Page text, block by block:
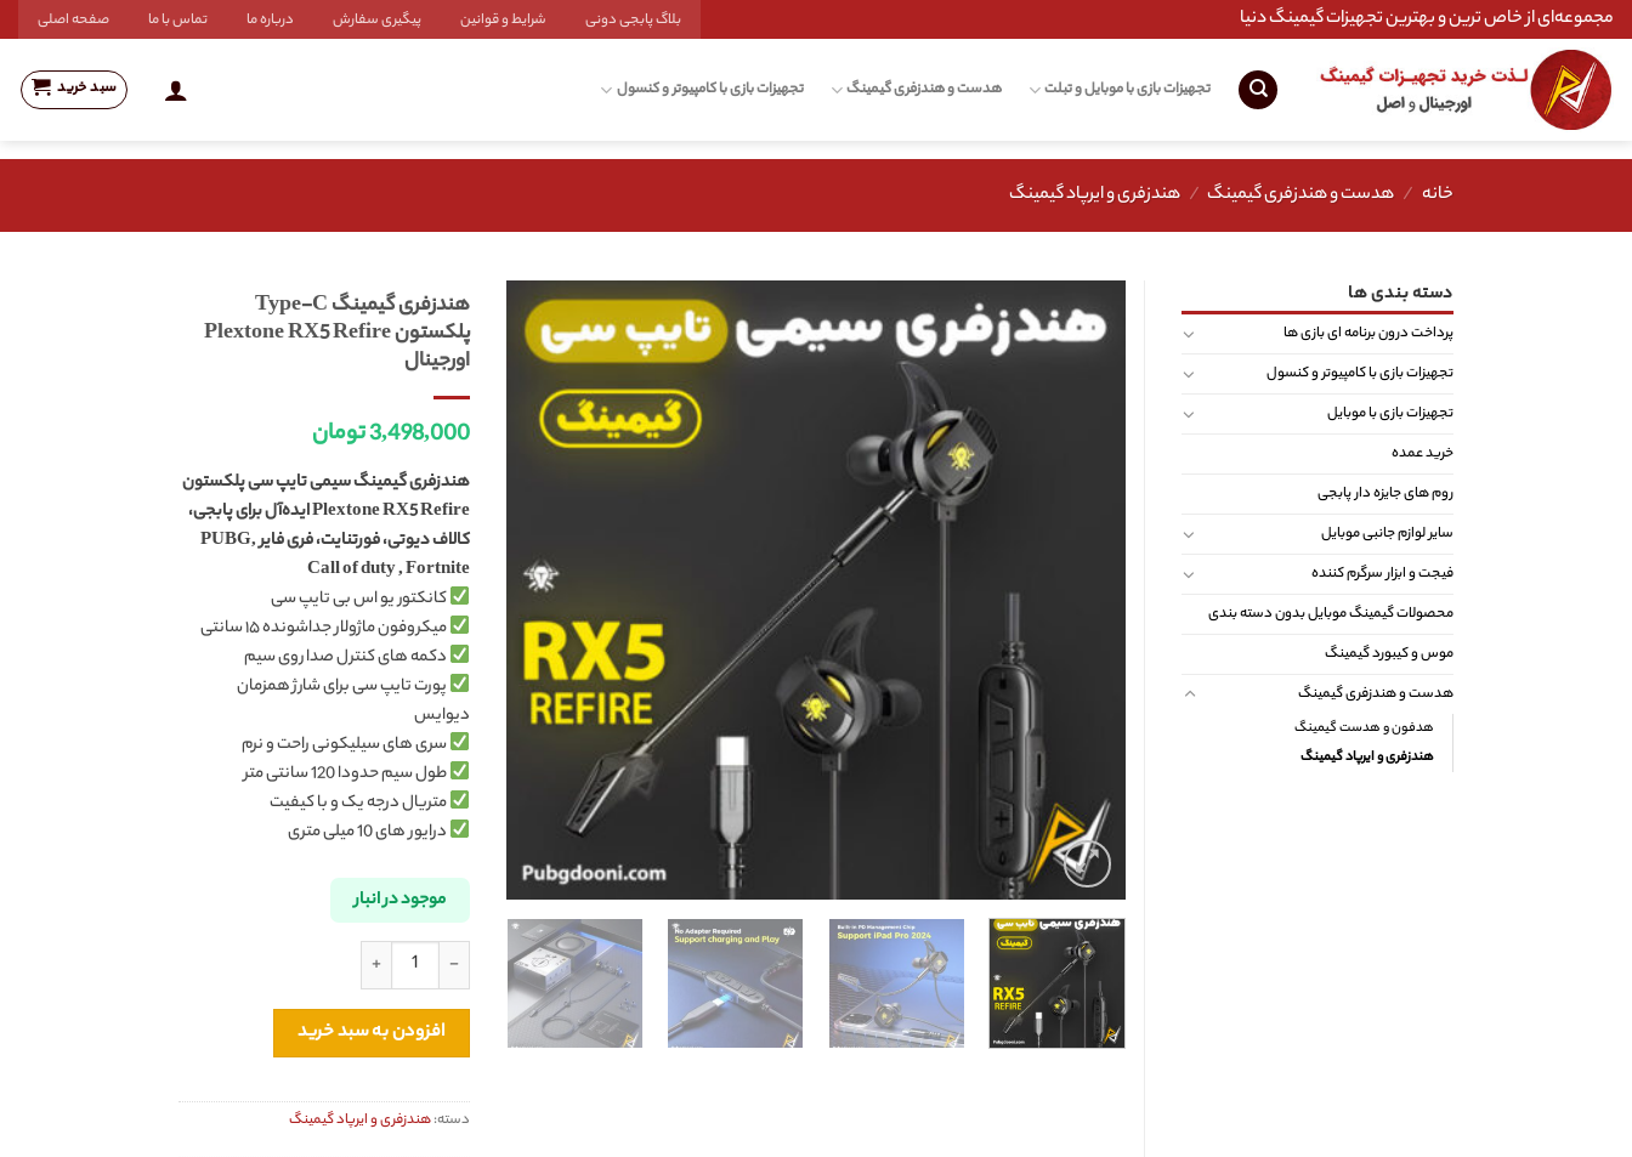
Skip
to
content
مجموعه‌ای از خاص ترین و بهترین تجهیزات گیمینگ دنیا بلاگ پابجی دونی شرایط و قوانین پیگیری سفارش درباره ما تماس با ما صفحه اصلی
تجهیزات بازی با موبایل و تبلت هدست و هندزفری گیمینگ تجهیزات بازی با کامپیوتر و کنسول سبد خرید
خانه / هدست و هندزفری گیمینگ / هندزفری و ایرپاد گیمینگ
هندزفری گیمینگ Type-C
پلکستون Plextone RX5 Refire
اورجینال
3,498,000تومان
هندزفری گیمینگ سیمی تایپ سی پلکستون
Plextone RX5 Refire ایده‌آل برای پابجی،
کالاف دیوتی، فورتنایت، فری فایر PUBG,
Call of duty , Fortnite
کانکتور یو اس بی تایپ سی
میکروفون ماژولار جداشونده ۱۵ سانتی
دکمه های کنترل صدا روی سیم
پورت تایپ سی برای شارژ همزمان
دیوایس
سری های سیلیکونی راحت و نرم
طول سیم حدودا 120 سانتی متر
متریال درجه یک و با کیفیت
درایور های 10 میلی متری
موجود در انبار
هندزفری گیمینگ Type-C پلکستون Plextone RX5 Refire اورجینال عدد
افزودن به سبد خرید
دسته:هندزفری و ایرپاد گیمینگ
دسته بندی ها
پرداخت درون برنامه ای بازی ها
تجهیزات بازی با کامپیوتر و کنسول
تجهیزات بازی با موبایل
خرید عمده
روم های جایزه دار پابجی
سایر لوازم جانبی موبایل
فیجت و ابزار سرگرم کننده
محصولات گیمینگ موبایل بدون دسته بندی
موس و کیبورد گیمینگ
هدست و هندزفری گیمینگ
هدفون و هدست گیمینگ
هندزفری و ایرپاد گیمینگ